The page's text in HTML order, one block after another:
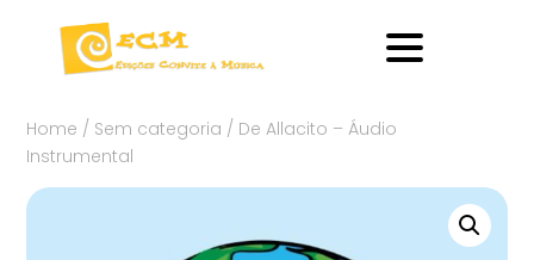
Home / Sem categoria / De Allacito – Áudio
Instrumental